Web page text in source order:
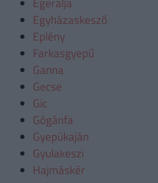
Egyházaskesző
Eplény
Farkasgyepű
Ganna
Gecse
Gic
Gógánfa
Gyepükaján
Gyulakeszi
Hajmáskér